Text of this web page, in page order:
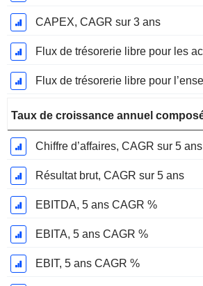
CAPEX, CAGR sur 3 ans
Taux de croissance annuel
Chiffre d’affaires, CAGR sur 5 ans
Résultat brut, CAGR sur 5 ans
EBITDA, 5 ans CAGR %
EBITA, 5 ans CAGR %
EBIT, 5 ans CAGR %